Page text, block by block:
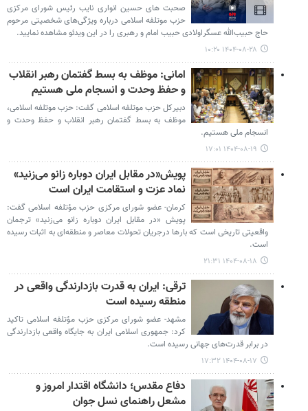
صحبت های حسین انواری نایب رئیس شورای مرکزی
حزب موتلفه اسلامی درباره ویژگی‌های شخصیتی مرحوم
حاج حبیب‌الله عسگراولادی حبیب امام و رهبری را در این ویدئو مشاهده نمایید.
۱۴۰۴-۰۸-۲۸ ۱۰:۲۰
امانی: موظف به بسط گفتمان رهبر انقلاب
و حفظ وحدت و انسجام ملی هستیم
دبیرکل حزب موتلفه اسلامی گفت: حزب موتلفه اسلامی،
موظف به بسط گفتمان رهبر انقلاب و حفظ وحدت و
انسجام ملی هستیم.
۱۴۰۴-۰۸-۱۹ ۱۷:۰۱
پویش«در مقابل ایران دوباره زانو می‌زنید»
نماد عزت و استقامت ایران است
کرمان- عضو شورای مرکزی حزب مؤتلفه اسلامی گفت:
پویش «در مقابل ایران دوباره زانو می‌زنید» ترجمان
واقعیتی تاریخی است که بارها درجریان تحولات معاصر و منطقه‌ای به اثبات رسیده
است.
۱۴۰۴-۰۸-۱۸ ۲۱:۳۱
ترقی: ایران به قدرت بازدارندگی واقعی در
منطقه رسیده است
مشهد- عضو شورای مرکزی حزب مؤتلفه اسلامی تاکید
کرد: جمهوری اسلامی ایران به جایگاه واقعی بازدارندگی
در برابر قدرت‌های جهانی رسیده است.
۱۴۰۴-۰۸-۱۷ ۱۷:۳۲
دفاع مقدس؛ دانشگاه اقتدار امروز و
مشعل راهنمای نسل جوان